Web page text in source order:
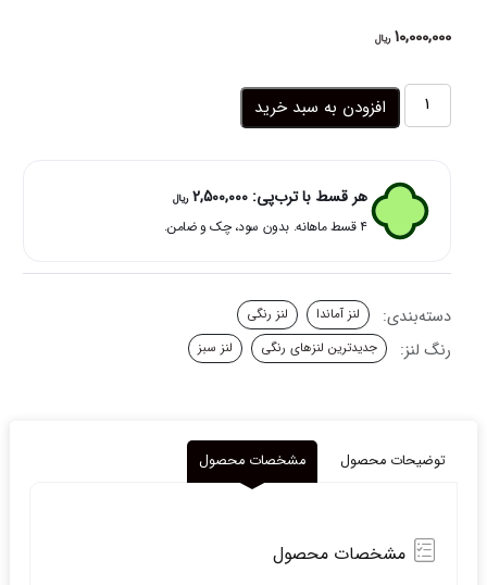
10,000,000 ریال
لنز
رنگی
عسلی
بریز
عدد
افزودن به سبد خرید
هر قسط با ترب‌پی: 2,500,000 ریال
۴ قسط ماهانه. بدون سود، چک و ضامن.
دسته‌بندی: لنز آماندا لنز رنگی
رنگ لنز: جدیدترین لنزهای رنگی لنز سبز
توضیحات محصول مشخصات محصول
مشخصات محصول